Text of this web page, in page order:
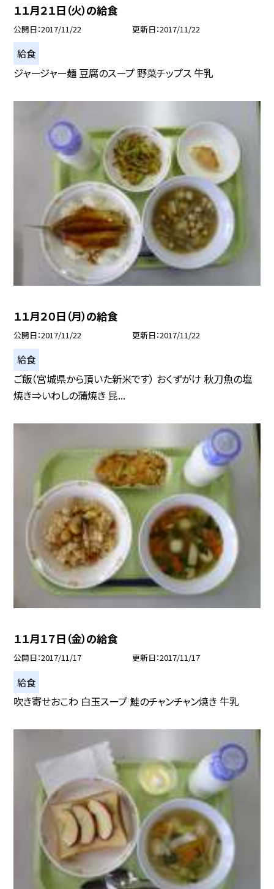
１１月２１日（火）の給食
公開日 2017/11/22 更新日 2017/11/22
給食
ジャージャー麺 豆腐のスープ 野菜チップス 牛乳
１１月２０日（月）の給食
公開日 2017/11/22 更新日 2017/11/22
給食
ご飯（宮城県から頂いた新米です） おくずがけ 秋刀魚の塩
焼き⇒いわしの蒲焼き 昆...
１１月１７日（金）の給食
公開日 2017/11/17 更新日 2017/11/17
給食
吹き寄せおこわ 白玉スープ 鮭のチャンチャン焼き 牛乳